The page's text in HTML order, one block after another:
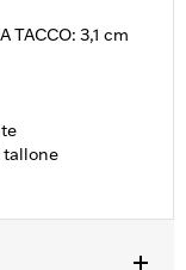
TACCO: 3,1 cm
tallone